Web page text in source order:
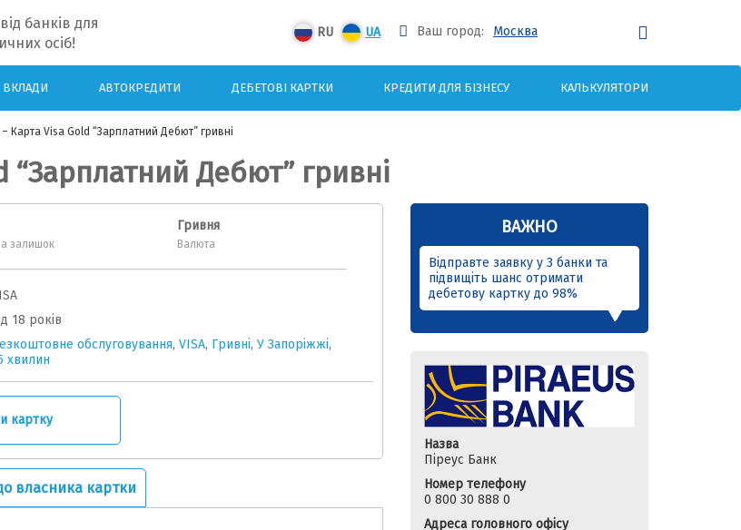
банків для
осіб!
RU UA Ваш город: Москва
ВКЛАДИ АВТОКРЕДИТИ ДЕБЕТОВІ КАРТКИ КРЕДИТИ ДЛЯ БІЗНЕСУ КАЛЬКУЛЯТОРИ
Карта Visa Gold “Зарплатний Дебют” гривні
“Зарплатний Дебют” гривні
залишок
Гривня
Валюта
18 років
обслуговування, VISA, Гривні, У Запоріжжі,
хвилин
картку
власника картки
ВАЖНО
Відправте заявку у 3 банки та
підвищіть шанс отримати
дебетову картку до 98%
Назва
Піреус Банк
Номер телефону
0 800 30 888 0
Адреса головного офісу